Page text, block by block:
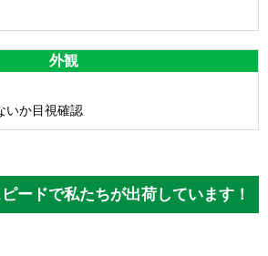
外観
いか目視確認
ードで私たちが出荷しています！